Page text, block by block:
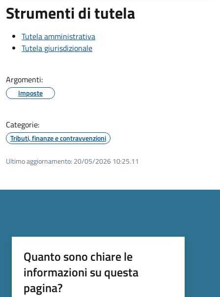
Strumenti di tutela
Tutela amministrativa
Tutela giurisdizionale
Argomenti:
Imposte
Categorie:
Tributi, finanze e contravvenzioni
Ultimo aggiornamento: 20/05/2026 10:25.11
Quanto sono chiare le
informazioni su questa
pagina?